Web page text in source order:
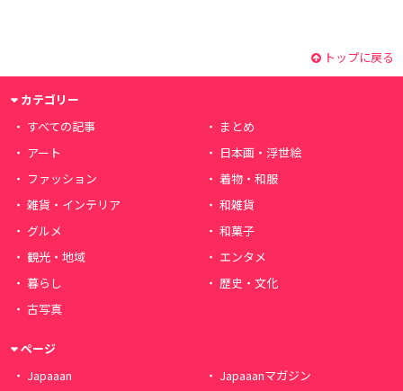
トップに戻る
カテゴリー
すべての記事
まとめ
アート
日本画・浮世絵
ファッション
着物・和服
雑貨・インテリア
和雑貨
グルメ
和菓子
観光・地域
エンタメ
暮らし
歴史・文化
古写真
ページ
Japaaan
Japaaanマガジン